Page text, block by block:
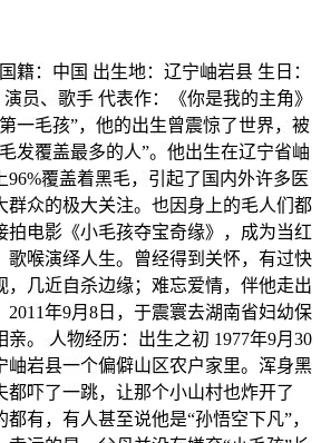
籍：中国 出生地：辽宁岫岩县 生日：
员、歌手 代表作：《你是我的主角》
一毛孩”，他的出生曾震惊了世界，被
发覆盖最多的人”。他出生在辽宁省岫
96%覆盖着黑毛，引起了国内外许多医
群众的极大关注。也因身上的毛人们都
拍电影《小毛孩夺宝奇缘》，成为当红
歌喉演绎人生。曾经得到关怀，有过快
，几近自杀边缘；难忘爱情，伴他走出
年9月8日，于震寰去湖南省妇幼保
。 人物经历：出生之初 1977年9月30
岫岩县一个偏僻山区农户家里。浑身黑
都吓了一跳，让那个小山村也炸开了
有，有人甚至说他是“孙悟空下凡”，